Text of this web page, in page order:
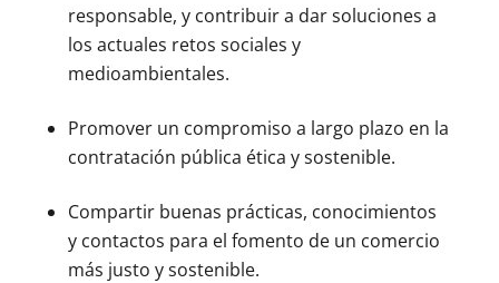
responsable, y contribuir a dar soluciones a
los actuales retos sociales y
medioambientales.
Promover un compromiso a largo plazo en la
contratación pública ética y sostenible.
Compartir buenas prácticas, conocimientos
y contactos para el fomento de un comercio
más justo y sostenible.